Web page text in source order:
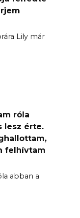
Lily már
róla
lesz érte.
felhívtam
abban a